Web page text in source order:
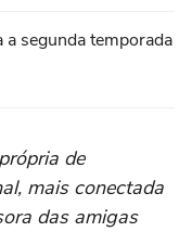
a segunda temporada
de
mais conectada
das amigas